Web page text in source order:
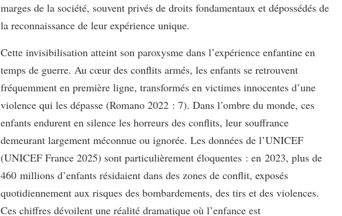
marges de la société, souvent privés de droits fondamentaux et dépossédés de
la reconnaissance de leur expérience unique.
Cette invisibilisation atteint son paroxysme dans l’expérience enfantine en
temps de guerre. Au cœur des conflits armés, les enfants se retrouvent
fréquemment en première ligne, transformés en victimes innocentes d’une
violence qui les dépasse (Romano 2022 : 7). Dans l’ombre du monde, ces
enfants endurent en silence les horreurs des conflits, leur souffrance
demeurant largement méconnue ou ignorée. Les données de l’UNICEF
(UNICEF France 2025) sont particulièrement éloquentes : en 2023, plus de
460 millions d’enfants résidaient dans des zones de conflit, exposés
quotidiennement aux risques des bombardements, des tirs et des violences.
Ces chiffres dévoilent une réalité dramatique où l’enfance est